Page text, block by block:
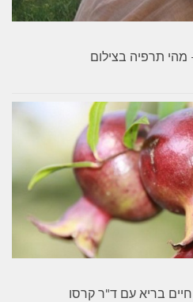
מהי תרפיה בצילום
בריא עם ד"ר קרסו